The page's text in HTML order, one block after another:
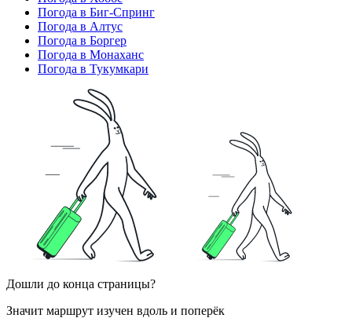
Погода в Биг-Спринг
Погода в Алтус
Погода в Боргер
Погода в Монаханс
Погода в Тукумкари
Дошли до конца страницы?
Значит маршрут изучен вдоль и поперёк